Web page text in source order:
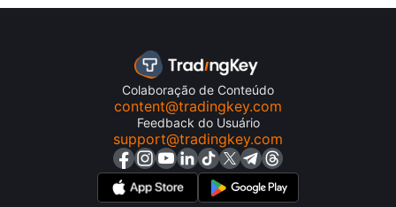
Colaboração de Conteúdo
content@tradingkey.com
Feedback do Usuário
support@tradingkey.com